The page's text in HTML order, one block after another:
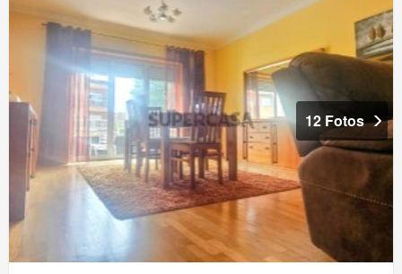
12 Fotos